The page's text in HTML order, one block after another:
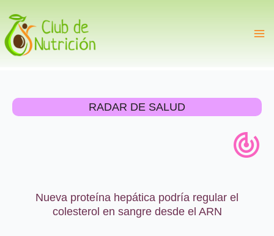
contenido
RADAR DE SALUD
Nueva proteína hepática podría regular el
colesterol en sangre desde el ARN